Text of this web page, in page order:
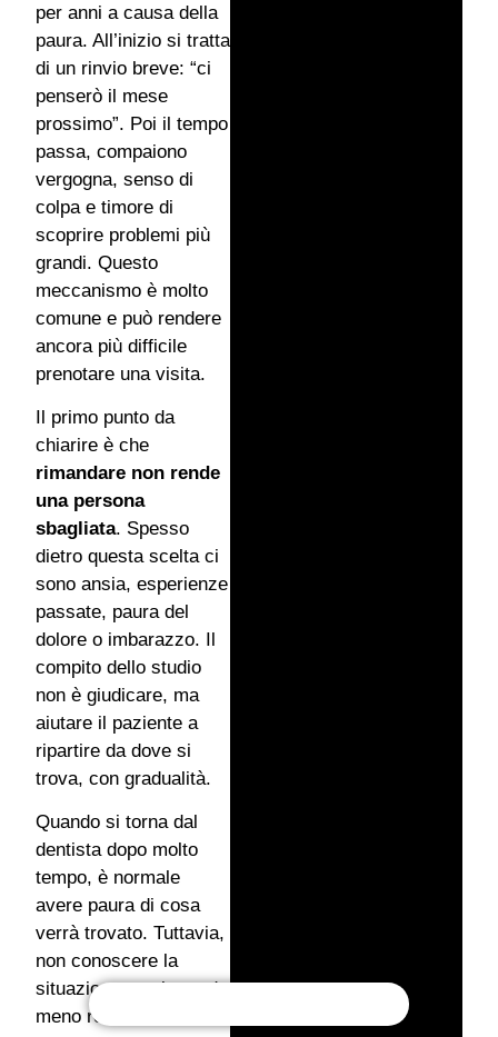
per anni a causa della
paura. All’inizio si tratta
di un rinvio breve: “ci
penserò il mese
prossimo”. Poi il tempo
passa, compaiono
vergogna, senso di
colpa e timore di
scoprire problemi più
grandi. Questo
meccanismo è molto
comune e può rendere
ancora più difficile
prenotare una visita.
Il primo punto da
chiarire è che
rimandare non rende
una persona
sbagliata. Spesso
dietro questa scelta ci
sono ansia, esperienze
passate, paura del
dolore o imbarazzo. Il
compito dello studio
non è giudicare, ma
aiutare il paziente a
ripartire da dove si
trova, con gradualità.
Quando si torna dal
dentista dopo molto
tempo, è normale
avere paura di cosa
verrà trovato. Tuttavia,
non conoscere la
situazione non la rende
meno reale. Una visita